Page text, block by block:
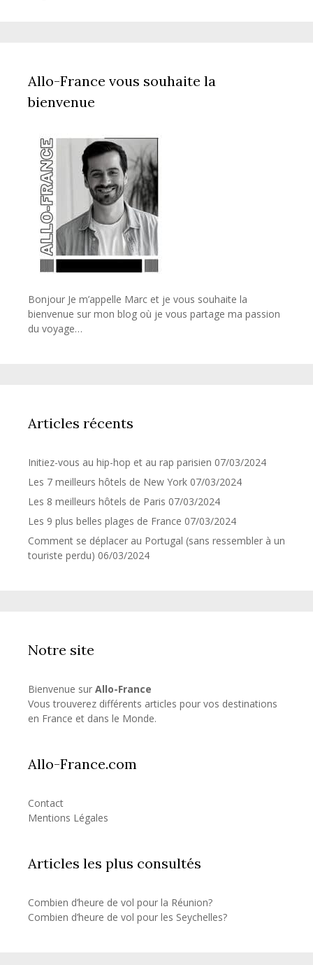
Allo-France vous souhaite la
bienvenue
Bonjour Je m’appelle Marc et je vous souhaite la
bienvenue sur mon blog où je vous partage ma passion
du voyage…
Articles récents
Initiez-vous au hip-hop et au rap parisien 07/03/2024
Les 7 meilleurs hôtels de New York 07/03/2024
Les 8 meilleurs hôtels de Paris 07/03/2024
Les 9 plus belles plages de France 07/03/2024
Comment se déplacer au Portugal (sans ressembler à un
touriste perdu) 06/03/2024
Notre site
Bienvenue sur Allo-France
Vous trouverez différents articles pour vos destinations
en France et dans le Monde.
Allo-France.com
Contact
Mentions Légales
Articles les plus consultés
Combien d’heure de vol pour la Réunion?
Combien d’heure de vol pour les Seychelles?